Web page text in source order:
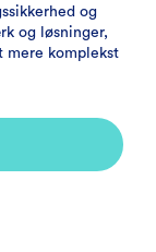
og
og løsninger,
mere komplekst